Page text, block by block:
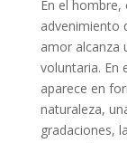
En el hombre,
advenimiento
amor alcanza
voluntaria. En
aparece en
naturaleza,
gradaciones,